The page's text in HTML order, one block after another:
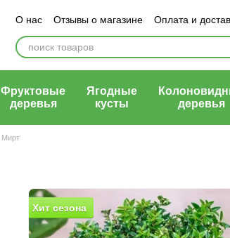
О нас Отзывы о магазине Оплата и
Блог магазина
Публичный договор
Фруктовые
деревья
Ягодные
кусты
деревья
Мирт
Хит сезона